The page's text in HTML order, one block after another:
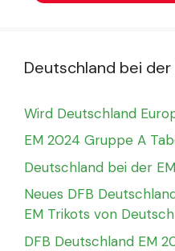
Deutschland bei der
Wird Deutschland
EM 2024 Gruppe A
Deutschland bei der
Neues DFB
EM Trikots von
DFB Deutschland EM